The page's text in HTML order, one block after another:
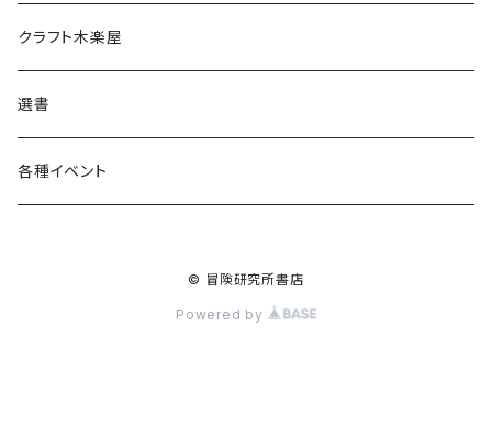
食料品
その他
書籍
ウェア
クラフト木楽屋
選書
各種イベント
© 冒険研究所書店
Powered by